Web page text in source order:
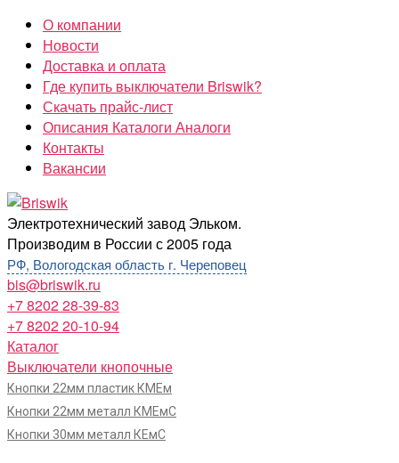
Перейти
содержимому
О компании
Новости
Доставка и оплата
Где купить выключатели Briswik?
Скачать прайс-лист
Описания Каталоги Аналоги
Контакты
Вакансии
Briswik
Электротехнический завод Эльком.
Производим в России с 2005 года
РФ, Вологодская область г. Череповец
bis@briswik.ru
+7 8202 28-39-83
+7 8202 20-10-94
Каталог
Выключатели кнопочные
Кнопки 22мм пластик КМЕм
Кнопки 22мм металл КМЕмС
Кнопки 30мм металл КЕмС